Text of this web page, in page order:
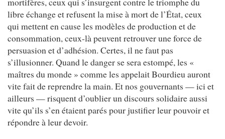
libre échange et refusent la mise à mort de l’État, ceux
qui mettent en cause les modèles de production et de
consommation, ceux-là peuvent retrouver une force de
persuasion et d’adhésion. Certes, il ne faut pas
s’illusionner. Quand le danger se sera estompé, les «
maîtres du monde » comme les appelait Bourdieu auront
vite fait de reprendre la main. Et nos gouvernants — ici et
ailleurs — risquent d’oublier un discours solidaire aussi
vite qu’ils s’en étaient parés pour justifier leur pouvoir et
répondre à leur devoir.